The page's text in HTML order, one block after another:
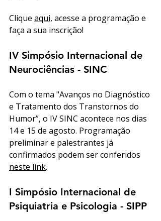
Clique aqui, acesse a programação e
faça a sua inscrição!
IV Simpósio Internacional de
Neurociências - SINC
Com o tema "Avanços no Diagnóstico
e Tratamento dos Transtornos do
Humor”, o IV SINC acontece nos dias
14 e 15 de agosto. Programação
preliminar e palestrantes já
confirmados podem ser conferidos
neste link.
I Simpósio Internacional de
Psiquiatria e Psicologia - SIPP